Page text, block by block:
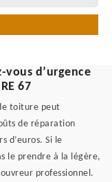
d’urgence
67
toiture peut
de réparation
d’euros. Si le
le prendre à la légère,
professionnel.